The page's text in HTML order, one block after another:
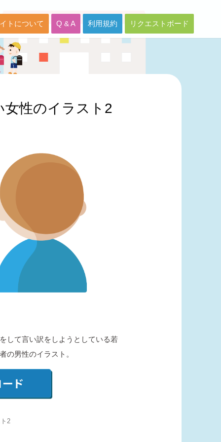
トについて Q & A 利用規約 リクエストボード
性のイラスト2
して言い訳をしようとしている若
の男性のイラスト。
2